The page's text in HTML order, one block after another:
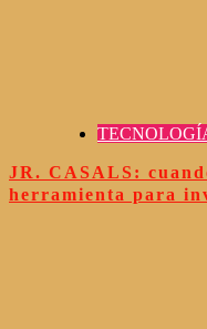
JR. CASALS:
herramienta para